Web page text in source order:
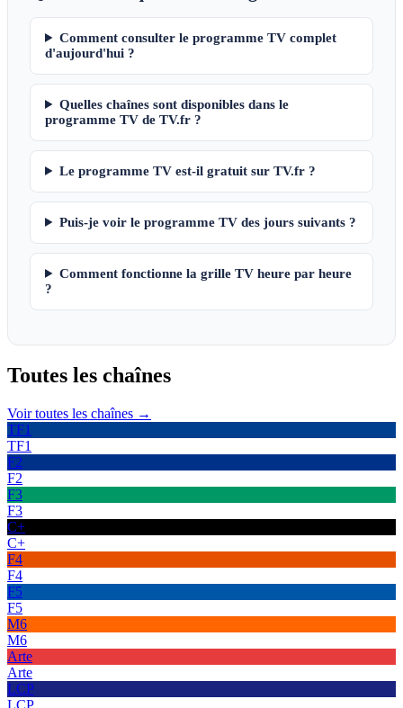
Comment consulter le programme TV complet
d'aujourd'hui ?
Quelles chaînes sont disponibles dans le
programme TV de TV.fr ?
Le programme TV est-il gratuit sur TV.fr ?
Puis-je voir le programme TV des jours suivants ?
Comment fonctionne la grille TV heure par heure
?
Toutes les chaînes
Voir toutes les chaînes →
TF1
TF1
F2
F2
F3
F3
C+
C+
F4
F4
F5
F5
M6
M6
Arte
Arte
LCP
LCP